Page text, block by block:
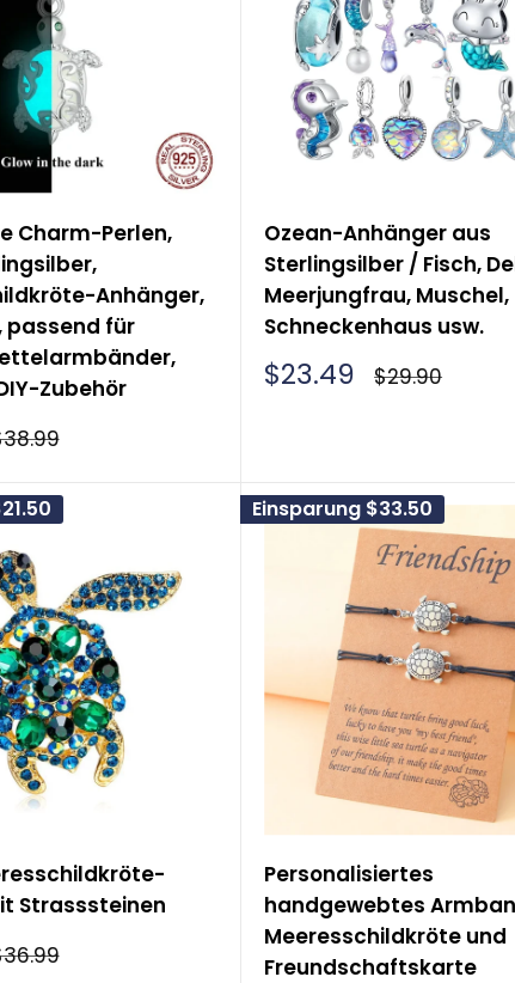
Symbol? 🧜‍♀️
faszinierend finden, aber etwas anderes
werden oft als Frauen dargestellt und
schöne Erinnerung an die Stärke der
können Sie gerne zu unserer
Sie am besten repräsentiert.
Charm-Perlen,
Anhänger,
passend für
Zubehör
Ozean-Anhänger aus
Sterlingsilber / Fisch,
Meerjungfrau, Muschel,
Schneckenhaus usw.
Sonderpreis
$23.49 Normalpreis
$29.90
Strasssteinen
Einsparung $33.50
Personalisiertes
handgewebtes
Meeresschildkröte und
Freundschaftskarte